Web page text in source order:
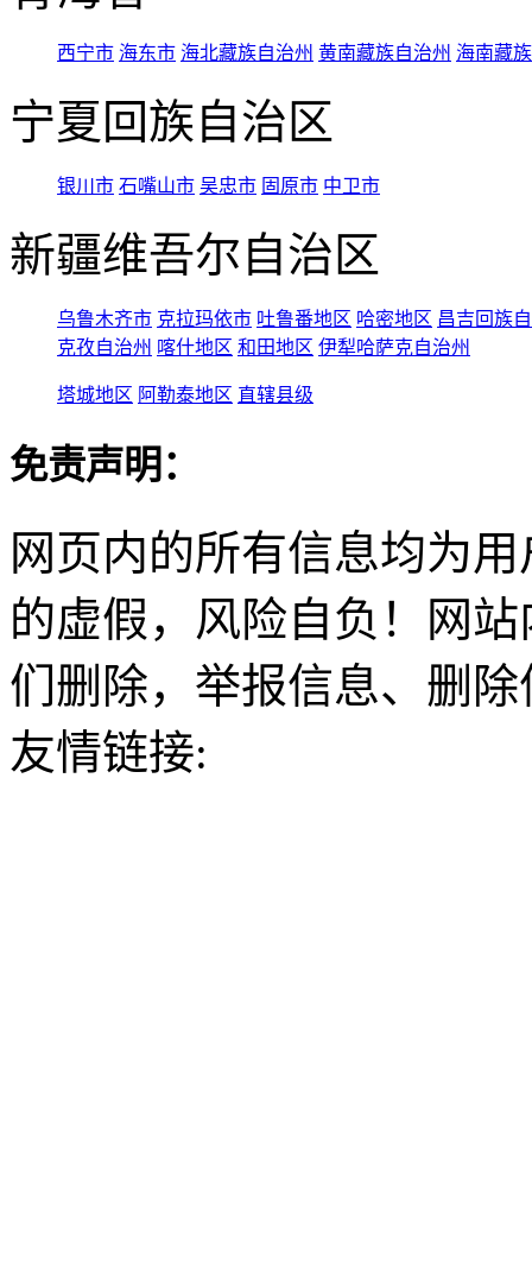
西宁市 海东市 海北藏族自治州 黄南藏族自治州 海南藏
宁夏回族自治区
银川市 石嘴山市 吴忠市 固原市 中卫市
新疆维吾尔自治区
乌鲁木齐市 克拉玛依市 吐鲁番地区 哈密地区 昌吉回族
克孜自治州 喀什地区 和田地区 伊犁哈萨克自治州
塔城地区 阿勒泰地区 直辖县级
免责声明：
网页内的所有信息均为
的虚假，风险自负！网
们删除，举报信息、删
友情链接: